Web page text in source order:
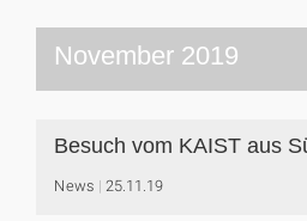
November 2019
Besuch vom KAIST aus
News 25.11.19